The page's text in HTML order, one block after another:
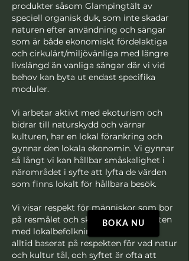
produkter såsom Glampingtält av
speciell organisk duk, som inte skadar
naturen efter användning och sängar
som är både ekonomiskt fördelaktiga
och cirkulärt/miljövänliga med längre
livslängd än vanliga sängar där vi vid
behov kan byta ut endast specifika
moduler.
Vi arbetar aktivt med ekoturism och
bidrar till naturskydd och värnar
kulturen, har en lokal förankring och
gynnar den lokala ekonomin. Vi gynnar
så långt vi kan hållbar småskalighet i
närområdet i syfte att lyfta de värden
som finns lokalt för hållbara besök.
Vi visar respekt för människor som bor
på resmålet och skapar värdiga möten
med lokalbefolkningen. Grunden är
alltid baserat på respekten för vad natur
och kultur tål, och syftet är ofta att
BOKA NU